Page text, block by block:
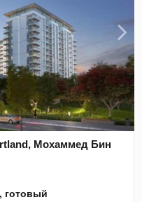
Мохаммед Бин
готовый